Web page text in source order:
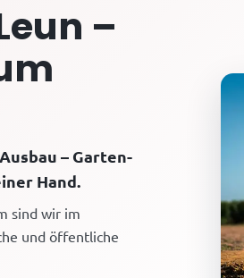
–
– Garten-
Hand.
sind wir im
und öffentliche